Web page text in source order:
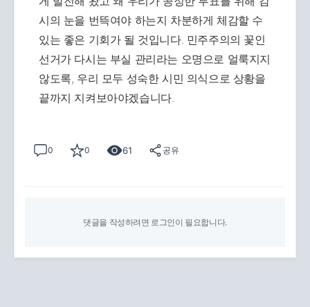
시의 눈을 번뜩여야 하는지 차분하게 체감할 수
있는 좋은 기회가 될 것입니다. 민주주의의 꽃인
선거가 다시는 부실 관리라는 오명으로 얼룩지지
않도록, 우리 모두 성숙한 시민 의식으로 상황을
끝까지 지켜보아야겠습니다.
0 0 61 공유
댓글을 작성하려면 로그인이 필요합니다.